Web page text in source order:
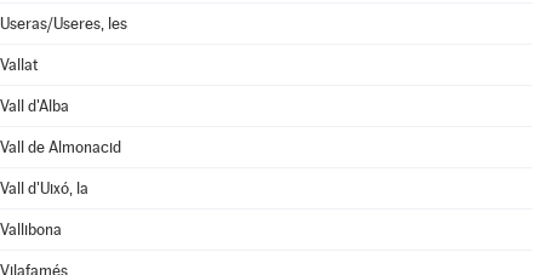
Useras/Useres, les
Vallat
Vall d'Alba
Vall de Almonacid
Vall d'Uixó, la
Vallibona
Vilafamés